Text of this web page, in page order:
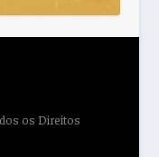
os Direitos